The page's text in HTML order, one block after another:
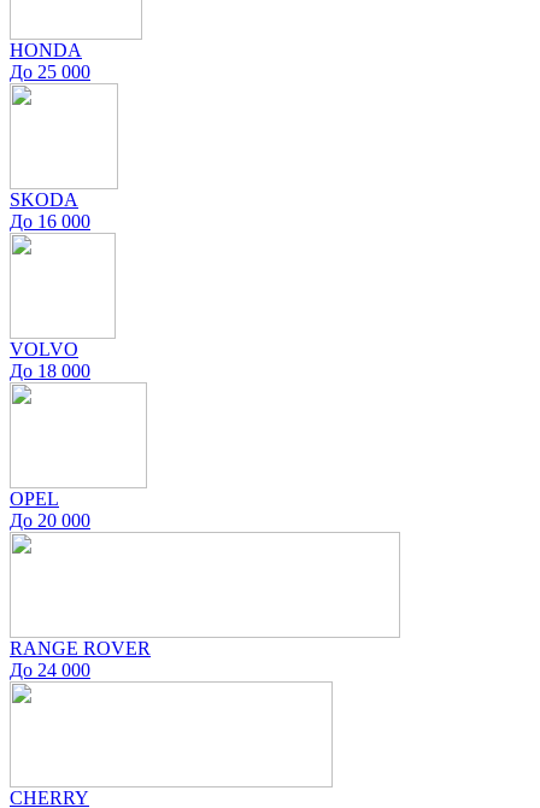
HONDA
До 25 000
SKODA
До 16 000
VOLVO
До 18 000
OPEL
До 20 000
RANGE ROVER
До 24 000
CHERRY